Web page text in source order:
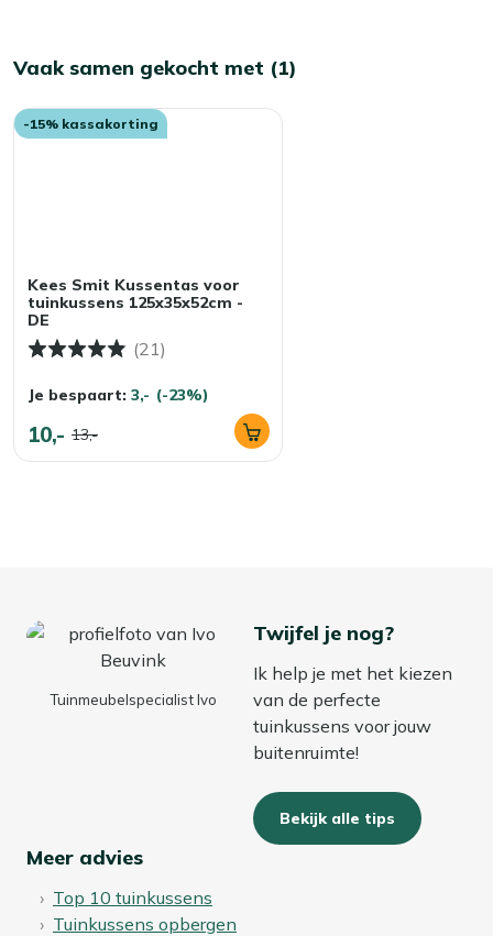
Vaak samen gekocht met (1)
-15% kassakorting
Kees Smit Kussentas voor
tuinkussens 125x35x52cm -
DE
(21)
Je bespaart: 3,- (-23%)
10,- 13,-
Tuinmeubelspecialist Ivo
Twijfel je nog?
Ik help je met het kiezen
van de perfecte
tuinkussens voor jouw
buitenruimte!
Bekijk alle tips
Meer advies
Top 10 tuinkussens
Tuinkussens opbergen